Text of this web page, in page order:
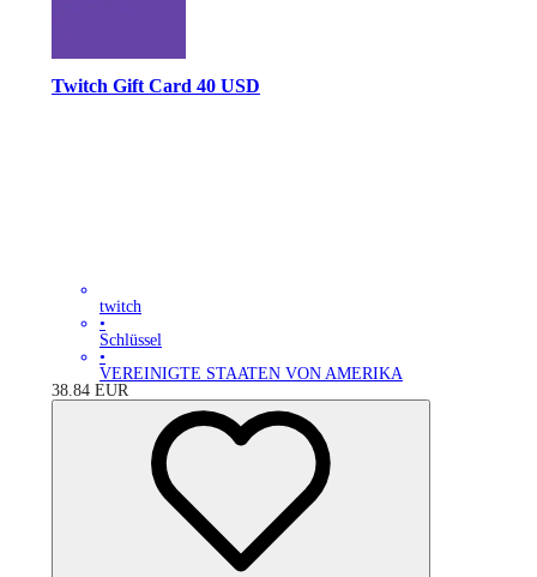
Twitch Gift Card 40 USD
twitch
•
Schlüssel
•
VEREINIGTE STAATEN VON AMERIKA
38.84 EUR